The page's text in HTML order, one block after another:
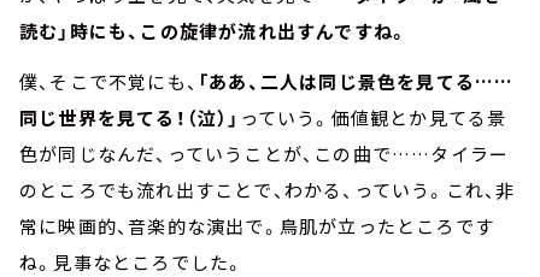
読む」時にも、この旋律が流れ出すんですね。
僕、そこで不覚にも、 「ああ、二人は同じ景色を見てる……
同じ世界を見てる！（泣）」 っていう。価値観とか見てる景
色が同じなんだ、っていうことが、この曲で……タイラー
のところでも流れ出すことで、わかる、っていう。これ、非
常に映画的、音楽的な演出で。鳥肌が立ったところです
ね。見事なところでした。